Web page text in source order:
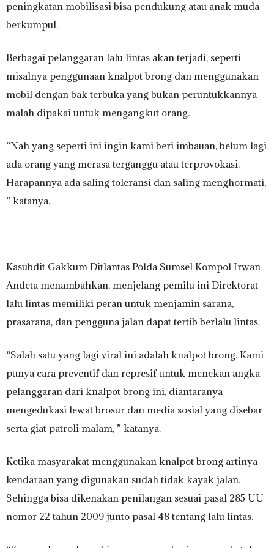
peningkatan mobilisasi bisa pendukung atau anak muda
berkumpul.
Berbagai pelanggaran lalu lintas akan terjadi, seperti
misalnya penggunaan knalpot brong dan menggunakan
mobil dengan bak terbuka yang bukan peruntukkannya
malah dipakai untuk mengangkut orang.
“Nah yang seperti ini ingin kami beri imbauan, belum lagi
ada orang yang merasa terganggu atau terprovokasi.
Harapannya ada saling toleransi dan saling menghormati,
” katanya.
Kasubdit Gakkum Ditlantas Polda Sumsel Kompol Irwan
Andeta menambahkan, menjelang pemilu ini Direktorat
lalu lintas memiliki peran untuk menjamin sarana,
prasarana, dan pengguna jalan dapat tertib berlalu lintas.
“Salah satu yang lagi viral ini adalah knalpot brong. Kami
punya cara preventif dan represif untuk menekan angka
pelanggaran dari knalpot brong ini, diantaranya
mengedukasi lewat brosur dan media sosial yang disebar
serta giat patroli malam, ” katanya.
Ketika masyarakat menggunakan knalpot brong artinya
kendaraan yang digunakan sudah tidak kayak jalan.
Sehingga bisa dikenakan penilangan sesuai pasal 285 UU
nomor 22 tahun 2009 junto pasal 48 tentang lalu lintas.